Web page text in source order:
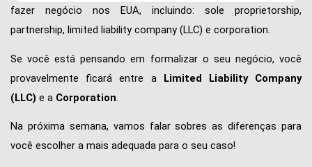
fazer negócio nos EUA, incluindo: sole proprietorship,
partnership, limited liability company (LLC) e corporation.
Se você está pensando em formalizar o seu negócio, você
provavelmente ficará entre a Limited Liability Company
(LLC) e a Corporation.
Na próxima semana, vamos falar sobres as diferenças para
você escolher a mais adequada para o seu caso!